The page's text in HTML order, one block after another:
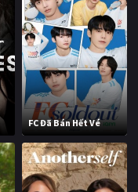
FC Đã Bán Hết Vé